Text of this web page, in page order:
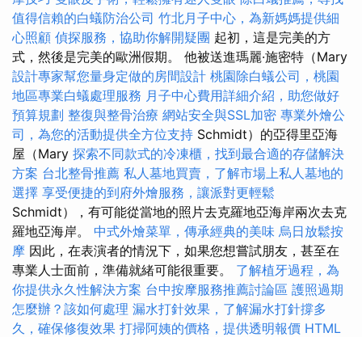
值得信賴的白蟻防治公司 竹北月子中心，為新媽媽提供細
心照顧 偵探服務，協助你解開疑團 起初，這是完美的方
式，然後是完美的歐洲假期。 他被送進瑪麗·施密特（Mary
設計專家幫您量身定做的房間設計 桃園除白蟻公司，桃園
地區專業白蟻處理服務 月子中心費用詳細介紹，助您做好
預算規劃 整復與整骨治療 網站安全與SSL加密 專業外燴公
司，為您的活動提供全方位支持 Schmidt）的亞得里亞海
屋（Mary 探索不同款式的冷凍櫃，找到最合適的存儲解決
方案 台北整骨推薦 私人墓地買賣，了解市場上私人墓地的
選擇 享受便捷的到府外燴服務，讓派對更輕鬆
Schmidt），有可能從當地的照片去克羅地亞海岸兩次去克
羅地亞海岸。 中式外燴菜單，傳承經典的美味 烏日放鬆按
摩 因此，在表演者的情況下，如果您想嘗試朋友，甚至在
專業人士面前，準備就緒可能很重要。 了解植牙過程，為
你提供永久性解決方案 台中按摩服務推薦討論區 護照過期
怎麼辦？該如何處理 漏水打針效果，了解漏水打針撐多
久，確保修復效果 打掃阿姨的價格，提供透明報價 HTML